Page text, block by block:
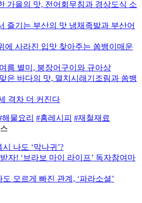
가을의 맛, 전어회무침과 경상도식 소
즐기는 부산의 맛 냉채족발과 부산어
에 사라진 입맛 찾아주는 쏨뱅이매운
름 별미, 붕장어구이와 규아상
은 바다의 맛, 멸치시래기조림과 쏨뱅
격차 더 커진다
해물요리 #홈레시피 #재철재료
나도 ‘막나귀’?
자! ‘브라보 마이 라이프’ 독자참여마
모르게 빠진 관계, ‘파라소셜’